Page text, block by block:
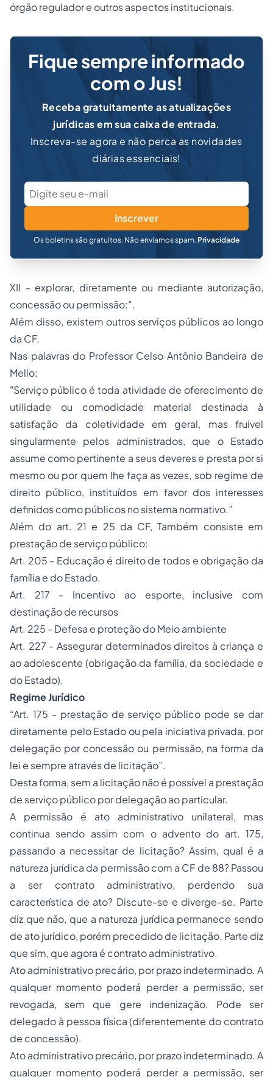
órgão regulador e outros aspectos institucionais.
Fique sempre informado
com o Jus!
Receba gratuitamente as atualizações
jurídicas em sua caixa de entrada.
Inscreva-se agora e não perca as novidades
diárias essenciais!
Inscrever
Os boletins são gratuitos. Não enviamos spam. Privacidade
XII - explorar, diretamente ou mediante autorização,
concessão ou permissão:”.
Além disso, existem outros serviços públicos ao longo
da CF.
Nas palavras do Professor Celso Antônio Bandeira de
Mello:
"Serviço público é toda atividade de oferecimento de
utilidade ou comodidade material destinada à
satisfação da coletividade em geral, mas fruivel
singularmente pelos administrados, que o Estado
assume como pertinente a seus deveres e presta por si
mesmo ou por quem lhe faça as vezes, sob regime de
direito público, instituídos em favor dos interesses
definidos como públicos no sistema normativo.”
Além do art. 21 e 25 da CF, Também consiste em
prestação de serviço público:
Art. 205 - Educação é direito de todos e obrigação da
família e do Estado.
Art. 217 - Incentivo ao esporte, inclusive com
destinação de recursos
Art. 225 - Defesa e proteção do Meio ambiente
Art. 227 - Assegurar determinados direitos à criança e
ao adolescente (obrigação da família, da sociedade e
do Estado).
Regime Jurídico
“Art. 175 - prestação de serviço público pode se dar
diretamente pelo Estado ou pela iniciativa privada, por
delegação por concessão ou permissão, na forma da
lei e sempre através de licitação”.
Desta forma, sem a licitação não é possível a prestação
de serviço público por delegação ao particular.
A permissão é ato administrativo unilateral, mas
continua sendo assim com o advento do art. 175,
passando a necessitar de licitação? Assim, qual é a
natureza jurídica da permissão com a CF de 88? Passou
a ser contrato administrativo, perdendo sua
característica de ato? Discute-se e diverge-se. Parte
diz que não, que a natureza jurídica permanece sendo
de ato jurídico, porém precedido de licitação. Parte diz
que sim, que agora é contrato administrativo.
Ato administrativo precário, por prazo indeterminado. A
qualquer momento poderá perder a permissão, ser
revogada, sem que gere indenização. Pode ser
delegado à pessoa física (diferentemente do contrato
de concessão).
Ato administrativo precário, por prazo indeterminado. A
qualquer momento poderá perder a permissão, ser